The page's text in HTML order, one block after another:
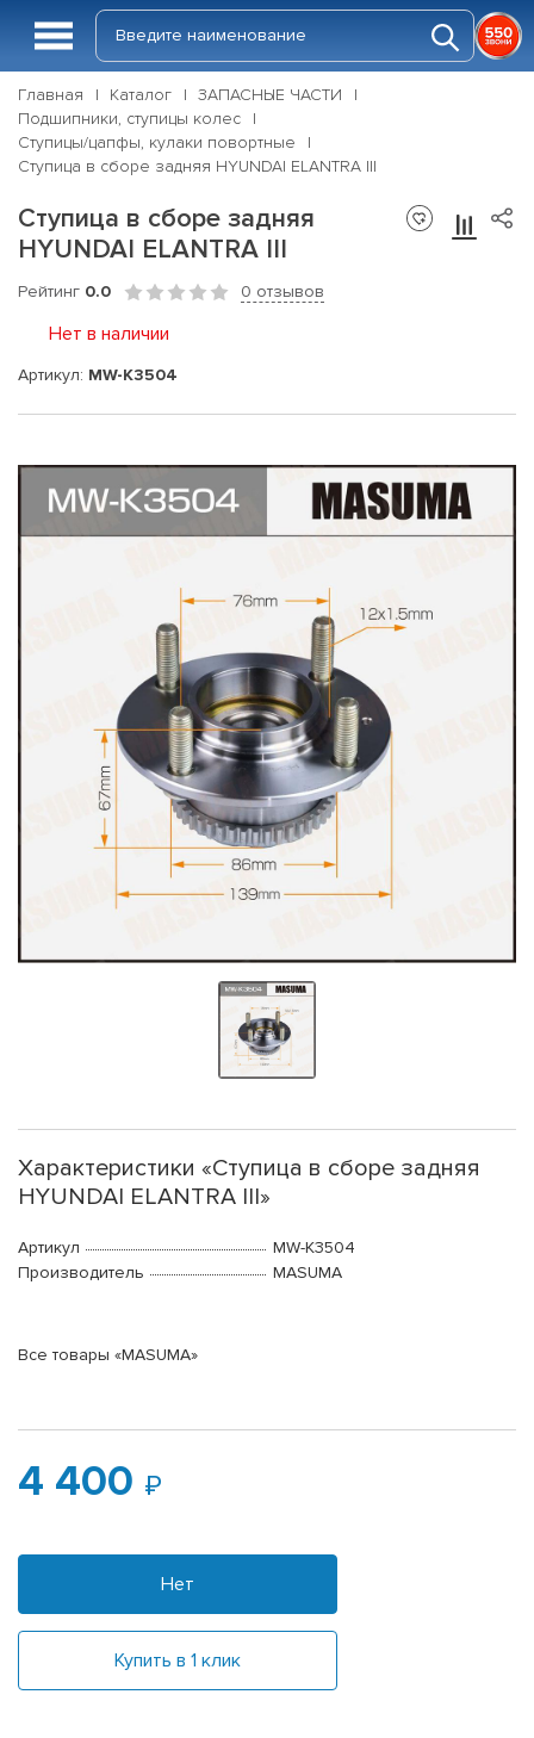
Главная Каталог
ЗАПАСНЫЕ ЧАСТИ
Подшипники, ступицы колес
Ступицы/цапфы, кулаки повортные
Ступица в сборе задняя HYUNDAI ELANTRA III
Ступица в сборе задняя
HYUNDAI ELANTRA III
Рейтинг 0.0 0 отзывов
Нет в наличии
Артикул: MW-K3504
Характеристики «Ступица в сборе задняя
HYUNDAI ELANTRA III»
Артикул
MW-K3504
Производитель
MASUMA
Все товары «MASUMA»
4 400
Нет
Купить в 1 клик